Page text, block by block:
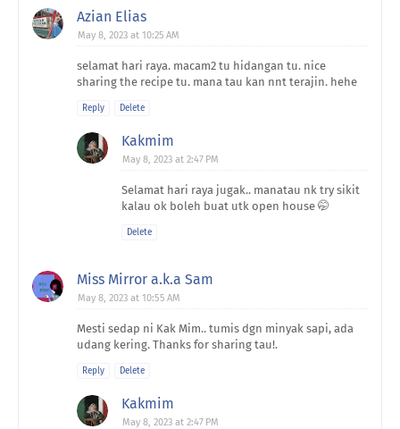
Azian Elias
May 8, 2023 at 10:25 AM
selamat hari raya. macam2 tu hidangan tu. nice
sharing the recipe tu. mana tau kan nnt terajin. hehe
Reply Delete
Kakmim
May 8, 2023 at 2:47 PM
Selamat hari raya jugak.. manatau nk try sikit
kalau ok boleh buat utk open house 🤭
Delete
Miss Mirror a.k.a Sam
May 8, 2023 at 10:55 AM
Mesti sedap ni Kak Mim.. tumis dgn minyak sapi, ada
udang kering. Thanks for sharing tau!.
Reply Delete
Kakmim
May 8, 2023 at 2:47 PM